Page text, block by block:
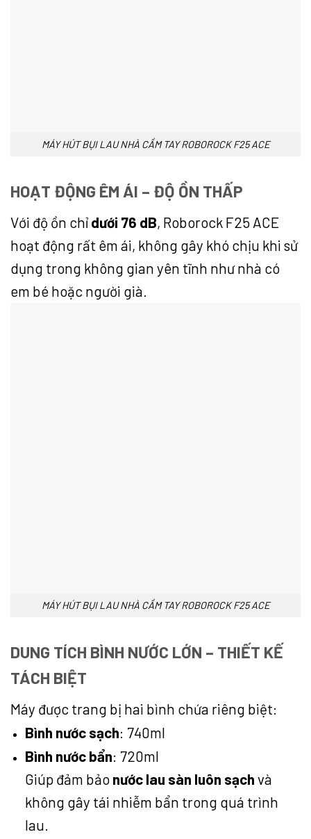
MÁY HÚT BỤI LAU NHÀ CẦM TAY ROBOROCK F25 ACE
HOẠT ĐỘNG ÊM ÁI – ĐỘ ỒN THẤP
Với độ ồn chỉ dưới 76 dB, Roborock F25 ACE
hoạt động rất êm ái, không gây khó chịu khi sử
dụng trong không gian yên tĩnh như nhà có
em bé hoặc người già.
MÁY HÚT BỤI LAU NHÀ CẦM TAY ROBOROCK F25 ACE
DUNG TÍCH BÌNH NƯỚC LỚN – THIẾT KẾ
TÁCH BIỆT
Máy được trang bị hai bình chứa riêng biệt:
Bình nước sạch: 740ml
Bình nước bẩn: 720ml
Giúp đảm bảo nước lau sàn luôn sạch và
không gây tái nhiễm bẩn trong quá trình
lau.